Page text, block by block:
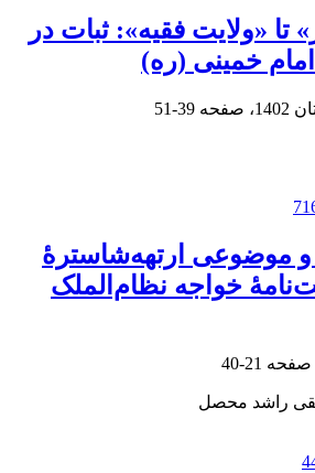
«ولایت فقیه»: ثبات در
خمینی (ره)
39-51
موضوعی ارتهه‌شاسترۀ
خواجه نظام‌الملک
21-40
راشد محصل